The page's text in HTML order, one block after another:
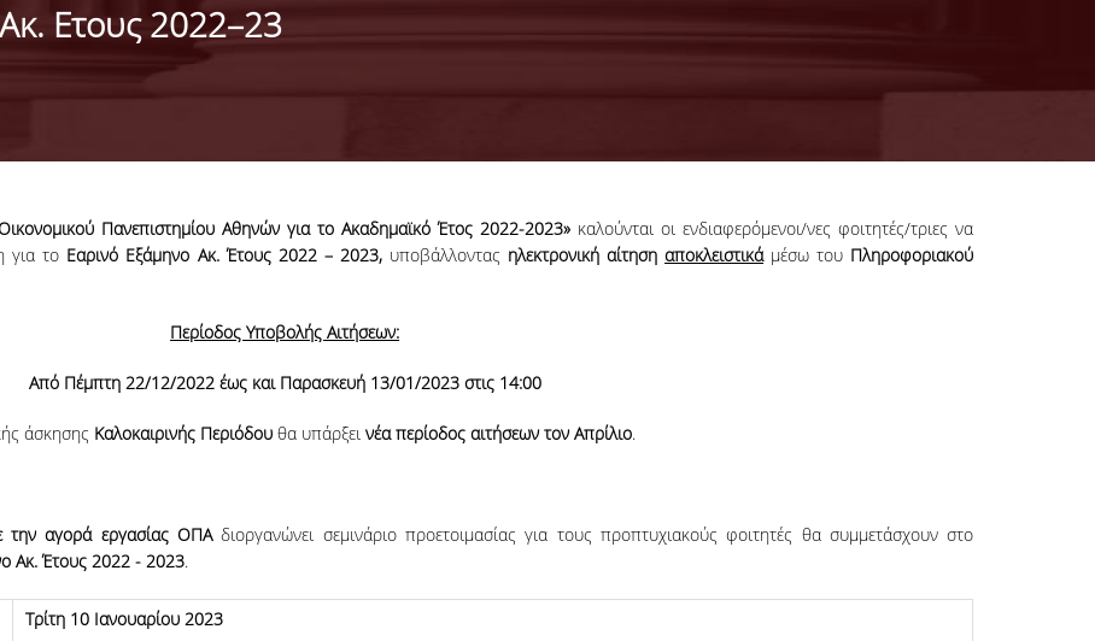
Ετους 2022–23
Πανεπιστημίου Αθηνών για το Ακαδημαϊκό Έτος 2022-2023» καλούνται οι ενδιαφερόμενοι/νες φοιτητές/τριες να
για το Εαρινό Εξάμηνο Ακ. Έτους 2022 – 2023,υποβάλλοντας ηλεκτρονική αίτηση αποκλειστικάμέσω του Πληροφοριακού
Περίοδος Υποβολής Αιτήσεων:
Από Πέμπτη 22/12/2022 έως και Παρασκευή 13/01/2023 στις 14:00
άσκησης Καλοκαιρινής Περιόδου θα υπάρξεινέα περίοδος αιτήσεων τον Απρίλιο.
την αγορά εργασίας ΟΠΑδιοργανώνει σεμινάριο προετοιμασίας για τους προπτυχιακούς φοιτητές θα συμμετάσχουν στο
Ακ. Έτους 2022 - 2023.
Τρίτη 10 Ιανουαρίου 2023